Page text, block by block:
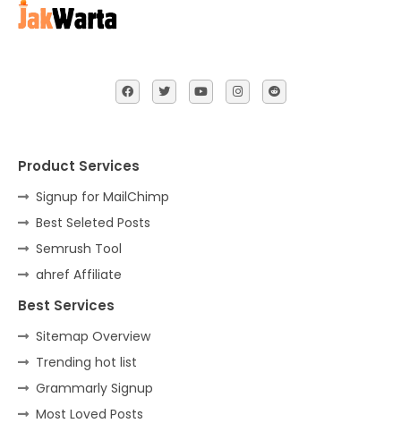
Product Services
Signup for MailChimp
Best Seleted Posts
Semrush Tool
ahref Affiliate
Best Services
Sitemap Overview
Trending hot list
Grammarly Signup
Most Loved Posts